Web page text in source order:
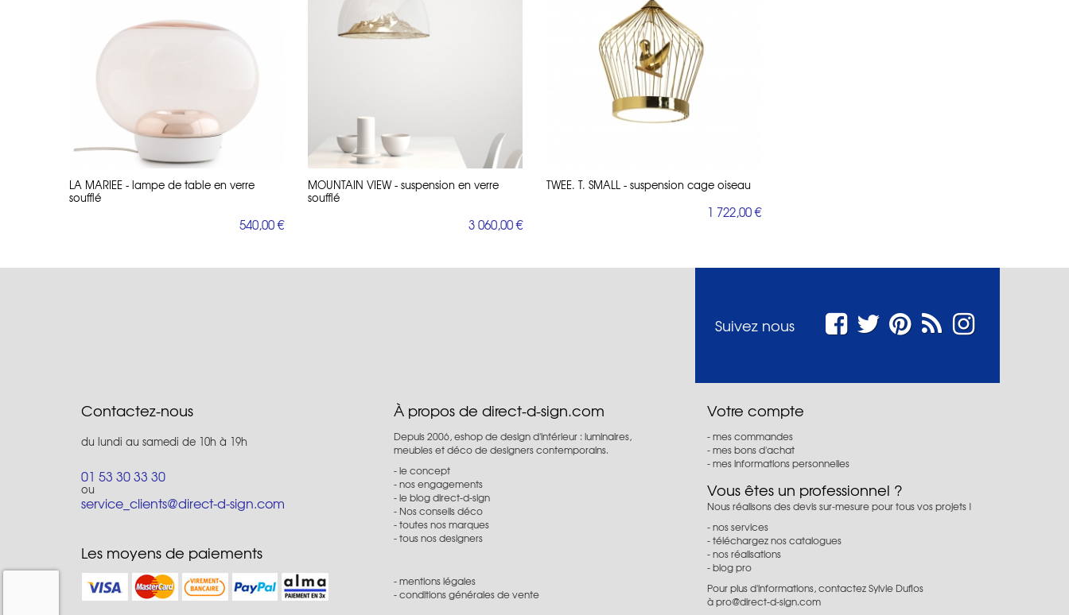
LA MARIEE - lampe de table en verre
soufflé
540,00 €
MOUNTAIN VIEW - suspension en verre
soufflé
3 060,00 €
TWEE. T. SMALL - suspension cage oiseau
1 722,00 €
Suivez nous
Contactez-nous
du lundi au samedi de 10h à 19h
01 53 30 33 30
ou
service_clients@direct-d-sign.com
Les moyens de paiements
À propos de direct-d-sign.com
Depuis 2006, eshop de design d'intérieur : luminaires,
meubles et déco de designers contemporains.
le concept
nos engagements
le blog direct-d-sign
Nos conseils déco
toutes nos marques
tous nos designers
mentions légales
conditions générales de vente
Votre compte
mes commandes
mes bons d'achat
mes informations personnelles
Vous êtes un professionnel ?
Nous réalisons des devis sur-mesure pour tous vos projets !
nos services
téléchargez nos catalogues
nos réalisations
blog pro
Pour plus d'informations, contactez Sylvie Duflos
àpro@direct-d-sign.com